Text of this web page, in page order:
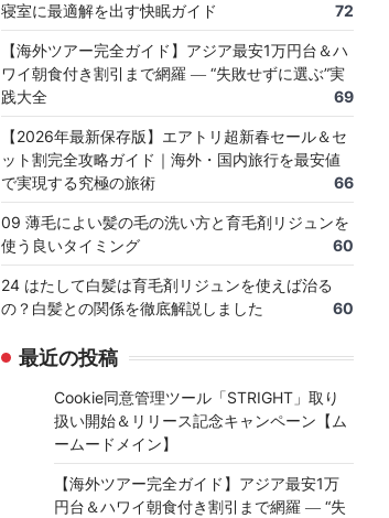
寝室に最適解を出す快眠ガイド
72
【海外ツアー完全ガイド】アジア最安1万円台＆ハ
ワイ朝食付き割引まで網羅 ― “失敗せずに選ぶ”実
践大全
69
【2026年最新保存版】エアトリ超新春セール＆セ
ット割完全攻略ガイド｜海外・国内旅行を最安値
で実現する究極の旅術
66
09 薄毛によい髪の毛の洗い方と育毛剤リジュンを
使う良いタイミング
60
24 はたして白髪は育毛剤リジュンを使えば治る
の？白髪との関係を徹底解説しました
60
最近の投稿
Cookie同意管理ツール「STRIGHT」取り
扱い開始＆リリース記念キャンペーン【ム
ームードメイン】
【海外ツアー完全ガイド】アジア最安1万
円台＆ハワイ朝食付き割引まで網羅 ― “失